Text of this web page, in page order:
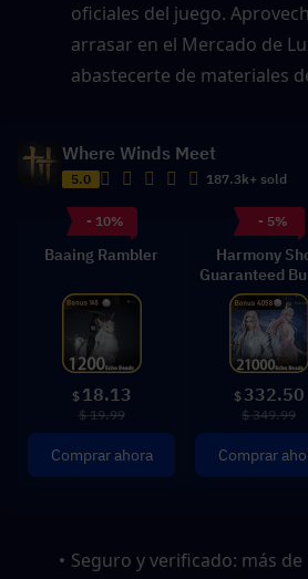
oficiales del juego.
arrasar en el Mercado de
abastecerte de materiales
Where Winds Meet
5.0 187.3k+ sold
- 10%
Baaing Rambler
$ 18.13
$ 19.99
Comprar ahora
- 5%
Harmony
Guaranteed
$ 332.50
$ 349.99
Comprar
Seguro y verificado: más